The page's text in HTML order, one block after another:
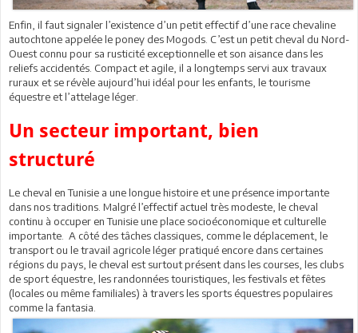
Enfin, il faut signaler l’existence d’un petit effectif d’une race chevaline
autochtone appelée le poney des Mogods. C’est un petit cheval du Nord-
Ouest connu pour sa rusticité exceptionnelle et son aisance dans les
reliefs accidentés. Compact et agile, il a longtemps servi aux travaux
ruraux et se révèle aujourd’hui idéal pour les enfants, le tourisme
équestre et l’attelage léger.
Un secteur important, bien
structuré
Le cheval en Tunisie a une longue histoire et une présence importante
dans nos traditions. Malgré l’effectif actuel très modeste, le cheval
continu à occuper en Tunisie une place socioéconomique et culturelle
importante. A côté des tâches classiques, comme le déplacement, le
transport ou le travail agricole léger pratiqué encore dans certaines
régions du pays, le cheval est surtout présent dans les courses, les clubs
de sport équestre, les randonnées touristiques, les festivals et fêtes
(locales ou même familiales) à travers les sports équestres populaires
comme la fantasia.